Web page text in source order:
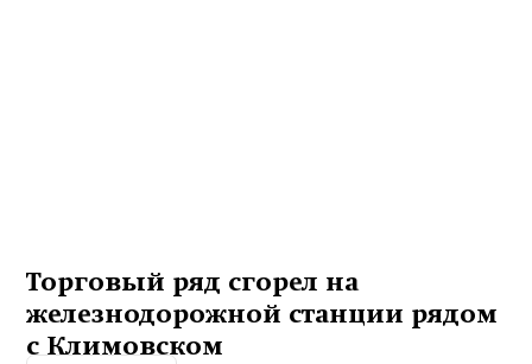
Торговый ряд сгорел на
железнодорожной станции рядом
с Климовском